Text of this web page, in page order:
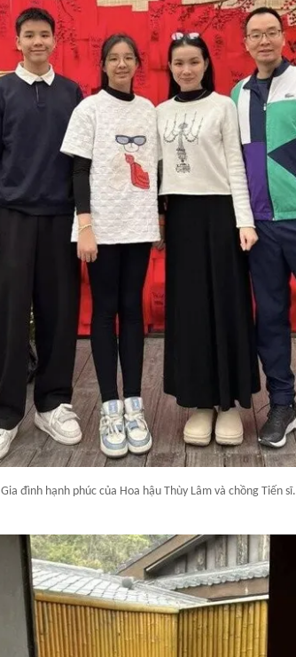
Gia đình hạnh phúc của Hoa hậu Thùy Lâm và chồng Tiến sĩ.